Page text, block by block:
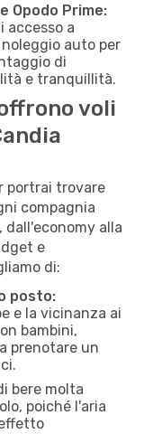
Opodo Prime:
accesso a
auto per
di
e tranquillità.
voli
portrai trovare
compagnia
dall'economy alla
e
di:
posto:
e la vicinanza ai
bambini,
prenotare un
bere molta
poiché l'aria